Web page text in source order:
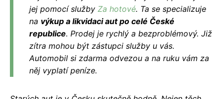
jej pomocí služby Za hotové. Ta se specializuje
na výkup a likvidaci aut po celé České
republice. Prodej je rychlý a bezproblémový. Již
zítra mohou být zástupci služby u vás.
Automobil si zdarma odvezou a na ruku vám za
něj vyplatí peníze.